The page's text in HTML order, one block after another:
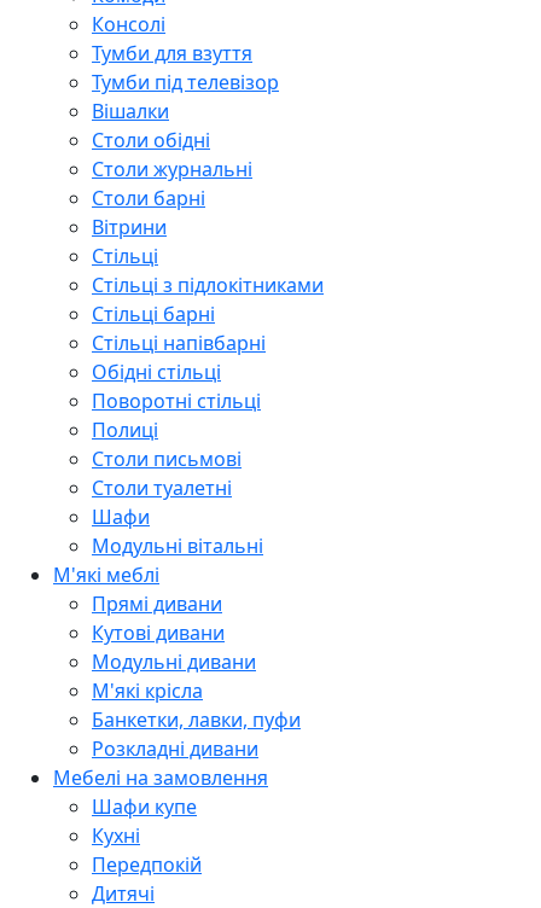
Консолі
Тумби для взуття
Тумби під телевізор
Вішалки
Столи обідні
Столи журнальні
Столи барні
Вітрини
Стільці
Стільці з підлокітниками
Стільці барні
Стільці напівбарні
Обідні стільці
Поворотні стільці
Полиці
Столи письмові
Столи туалетні
Шафи
Модульні вітальні
М'які меблі
Прямі дивани
Кутові дивани
Модульні дивани
М'які крісла
Банкетки, лавки, пуфи
Розкладні дивани
Мебелі на замовлення
Шафи купе
Кухні
Передпокій
Дитячі